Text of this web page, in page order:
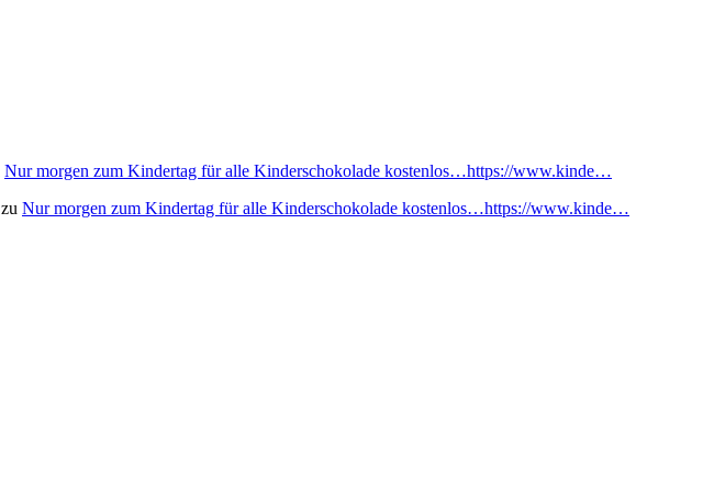
Nur morgen zum Kindertag für alle Kinderschokolade kostenlos…https://www.kinde…
zu Nur morgen zum Kindertag für alle Kinderschokolade kostenlos…https://www.kinde…